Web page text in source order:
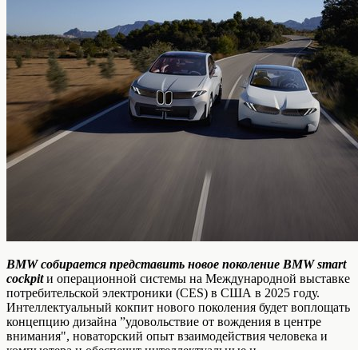
BMW собирается представить новое поколение BMW smart
cockpitи операционной системы на Международной выставке
потребительской электроники (CES) в США в 2025 году.
Интеллектуальный кокпит нового поколения будет воплощать
концепцию дизайна ”удовольствие от вождения в центре
внимания", новаторский опыт взаимодействия человека и